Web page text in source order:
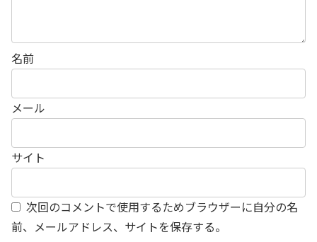
名前
メール
サイト
次回のコメントで使用するためブラウザーに自分の名
前、メールアドレス、サイトを保存する。